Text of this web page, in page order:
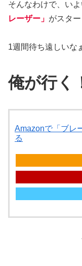
そんなわけで、い
レーザー」 がスター
1週間待ち遠しいな
俺が行く
Amazonで「ブレ
る